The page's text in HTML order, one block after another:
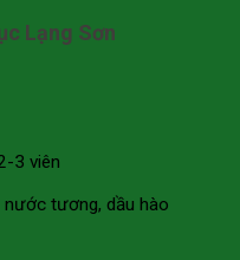
Lạng Sơn
3 viên
nước tương, dầu hào